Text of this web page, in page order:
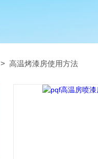
> 高温烤漆房使用方法